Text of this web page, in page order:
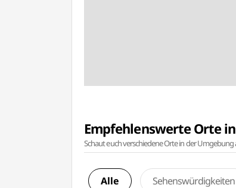
Empfehlenswerte Orte
Schaut euch verschiedene Orte in der
Alle Sehenswürdigkeiten